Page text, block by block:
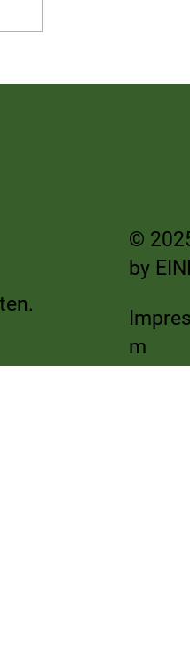
Theater Wil an
©
by
m